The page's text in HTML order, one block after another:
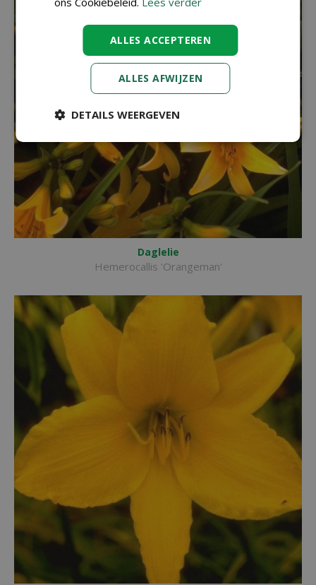
Daglelie
Hemerocallis 'Orangeman'
ALLES ACCEPTEREN
ALLES AFWIJZEN
DETAILS WEERGEVEN